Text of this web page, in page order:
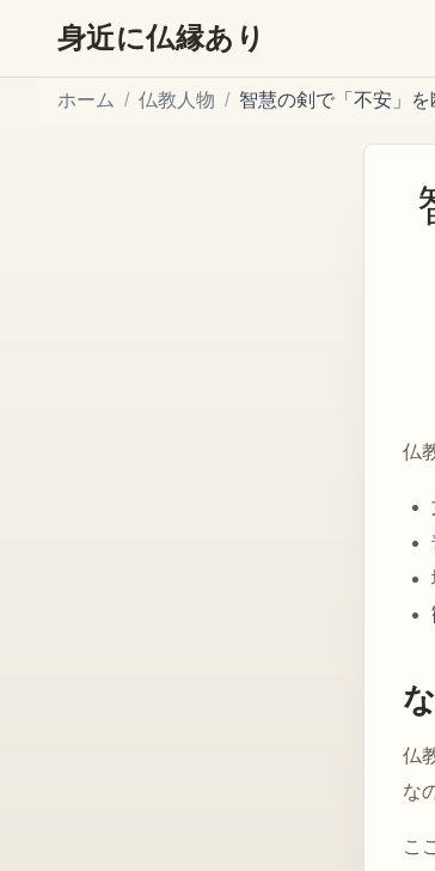
身近に仏縁あり
ホーム / 仏教人物 / 智慧の剣で「不安」
仏
仏
な
こ